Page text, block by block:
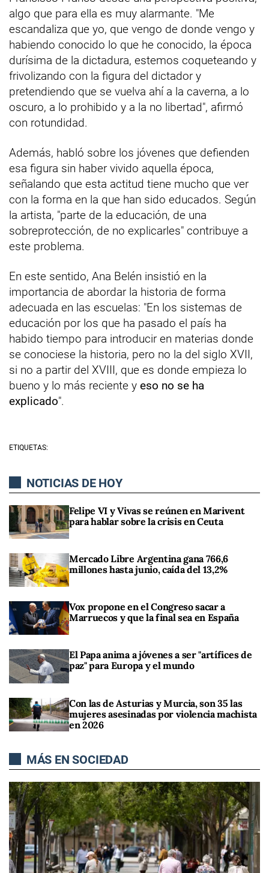
algo que para ella es muy alarmante. "Me
escandaliza que yo, que vengo de donde vengo y
habiendo conocido lo que he conocido, la época
durísima de la dictadura, estemos coqueteando y
frivolizando con la figura del dictador y
pretendiendo que se vuelva ahí a la caverna, a lo
oscuro, a lo prohibido y a la no libertad", afirmó
con rotundidad.
Además, habló sobre los jóvenes que defienden
esa figura sin haber vivido aquella época,
señalando que esta actitud tiene mucho que ver
con la forma en la que han sido educados. Según
la artista, "parte de la educación, de una
sobreprotección, de no explicarles" contribuye a
este problema.
En este sentido, Ana Belén insistió en la
importancia de abordar la historia de forma
adecuada en las escuelas: "En los sistemas de
educación por los que ha pasado el país ha
habido tiempo para introducir en materias donde
se conociese la historia, pero no la del siglo XVII,
si no a partir del XVIII, que es donde empieza lo
bueno y lo más reciente y eso no se ha
explicado".
ETIQUETAS:
NOTICIAS DE HOY
Felipe VI y Vivas se reúnen en Marivent
para hablar sobre la crisis en Ceuta
Mercado Libre Argentina gana 766,6
millones hasta junio, caída del 13,2%
Vox propone en el Congreso sacar a
Marruecos y que la final sea en España
El Papa anima a jóvenes a ser "artífices de
paz" para Europa y el mundo
Con las de Asturias y Murcia, son 35 las
mujeres asesinadas por violencia machista
en 2026
MÁS EN SOCIEDAD